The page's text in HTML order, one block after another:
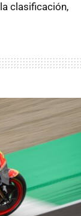
clasificación,